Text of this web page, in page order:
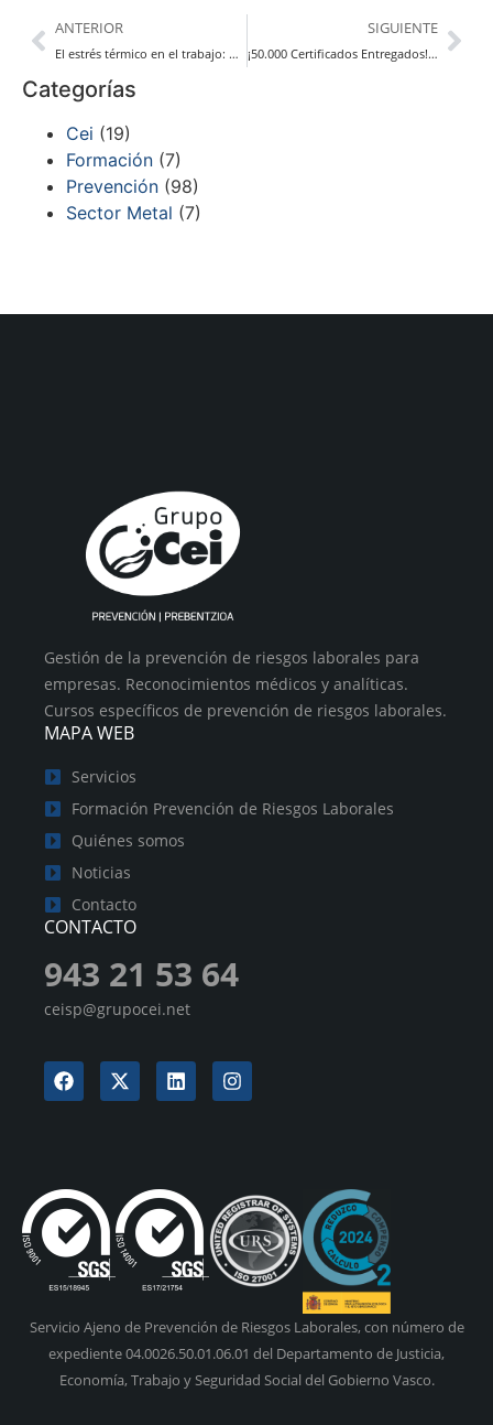
ANTERIOR
El estrés térmico en el trabajo: medidas preventivas
SIGUIENTE
¡50.000 Certificados Entregados! 50.000 Alumnos Formados en PRL en Formación del Metal
Categorías
Cei (19)
Formación (7)
Prevención (98)
Sector Metal (7)
Gestión de la prevención de riesgos laborales para
empresas. Reconocimientos médicos y analíticas.
Cursos específicos de prevención de riesgos laborales.
MAPA WEB
Servicios
Formación Prevención de Riesgos Laborales
Quiénes somos
Noticias
Contacto
CONTACTO
943 21 53 64
ceisp@grupocei.net
Servicio Ajeno de Prevención de Riesgos Laborales, con número de
expediente 04.0026.50.01.06.01 del Departamento de Justicia,
Economía, Trabajo y Seguridad Social del Gobierno Vasco.